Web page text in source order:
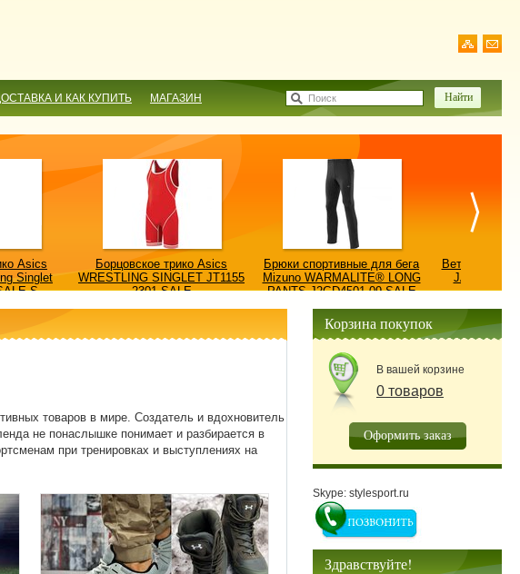
И КАК КУПИТЬ МАГАЗИН Поиск
Asics
Singlet
S
Борцовское трико Asics
WRESTLING SINGLET JT1155
2301-SALE
Брюки спортивные для бега
Mizuno WARMALITE® LONG
PANTS J2GD4501-09-SALE
Ветровка
JACKET/
товаров в мире. Создатель и вдохновитель
не понаслышке понимает и разбирается в
при тренировках и выступлениях на
Корзина покупок
В вашей корзине
0 товаров
Оформить заказ
Skype: stylesport.ru
Здравствуйте!